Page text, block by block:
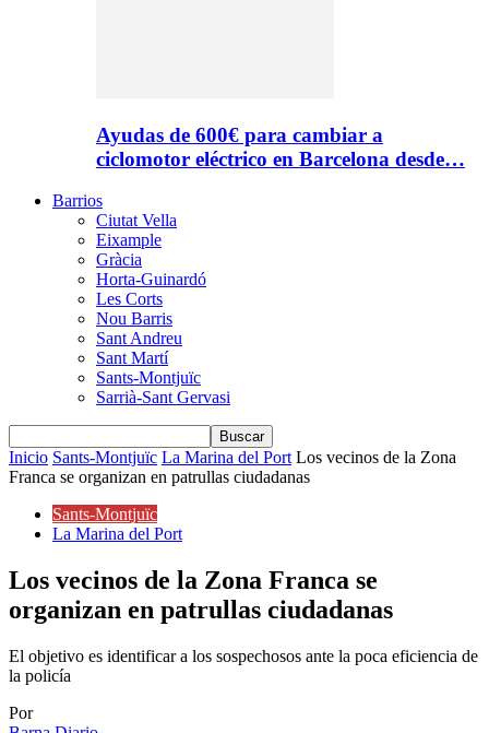
Ayudas de 600€ para cambiar a
ciclomotor eléctrico en Barcelona desde…
Barrios
Ciutat Vella
Eixample
Gràcia
Horta-Guinardó
Les Corts
Nou Barris
Sant Andreu
Sant Martí
Sants-Montjuïc
Sarrià-Sant Gervasi
Inicio Sants-Montjuïc La Marina del Port Los vecinos de la Zona
Franca se organizan en patrullas ciudadanas
Sants-Montjuïc
La Marina del Port
Los vecinos de la Zona Franca se
organizan en patrullas ciudadanas
El objetivo es identificar a los sospechosos ante la poca eficiencia de
la policía
Por